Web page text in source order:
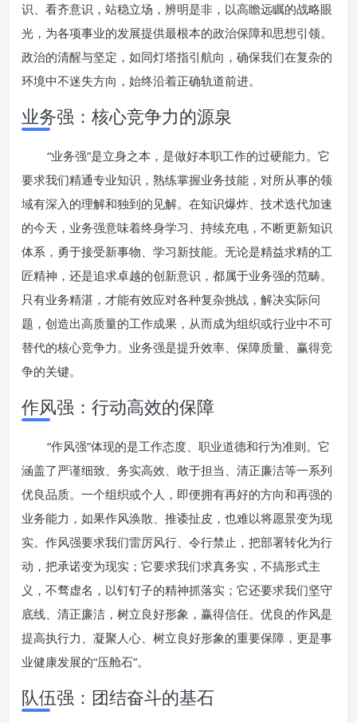
识、看齐意识，站稳立场，辨明是非，以高瞻远瞩的战略眼
光，为各项事业的发展提供最根本的政治保障和思想引领。
政治的清醒与坚定，如同灯塔指引航向，确保我们在复杂的
环境中不迷失方向，始终沿着正确轨道前进。
业务强：核心竞争力的源泉
“业务强”是立身之本，是做好本职工作的过硬能力。它
要求我们精通专业知识，熟练掌握业务技能，对所从事的领
域有深入的理解和独到的见解。在知识爆炸、技术迭代加速
的今天，业务强意味着终身学习、持续充电，不断更新知识
体系，勇于接受新事物、学习新技能。无论是精益求精的工
匠精神，还是追求卓越的创新意识，都属于业务强的范畴。
只有业务精湛，才能有效应对各种复杂挑战，解决实际问
题，创造出高质量的工作成果，从而成为组织或行业中不可
替代的核心竞争力。业务强是提升效率、保障质量、赢得竞
争的关键。
作风强：行动高效的保障
“作风强”体现的是工作态度、职业道德和行为准则。它
涵盖了严谨细致、务实高效、敢于担当、清正廉洁等一系列
优良品质。一个组织或个人，即便拥有再好的方向和再强的
业务能力，如果作风涣散、推诿扯皮，也难以将愿景变为现
实。作风强要求我们雷厉风行、令行禁止，把部署转化为行
动，把承诺变为现实；它要求我们求真务实，不搞形式主
义，不骛虚名，以钉钉子的精神抓落实；它还要求我们坚守
底线、清正廉洁，树立良好形象，赢得信任。优良的作风是
提高执行力、凝聚人心、树立良好形象的重要保障，更是事
业健康发展的“压舱石”。
队伍强：团结奋斗的基石